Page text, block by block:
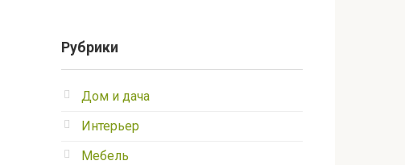
Рубрики
Дом и дача
Интерьер
Мебель